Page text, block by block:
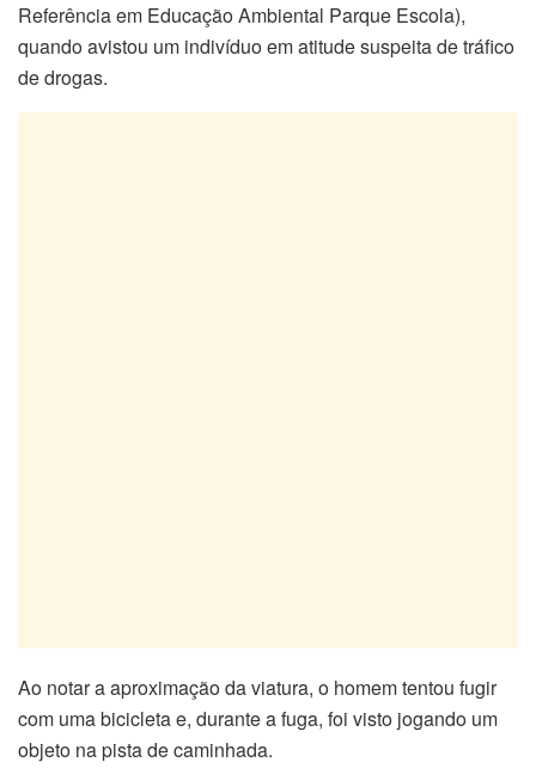
Referência em Educação Ambiental Parque Escola),
quando avistou um indivíduo em atitude suspeita de tráfico
de drogas.
Ao notar a aproximação da viatura, o homem tentou fugir
com uma bicicleta e, durante a fuga, foi visto jogando um
objeto na pista de caminhada.